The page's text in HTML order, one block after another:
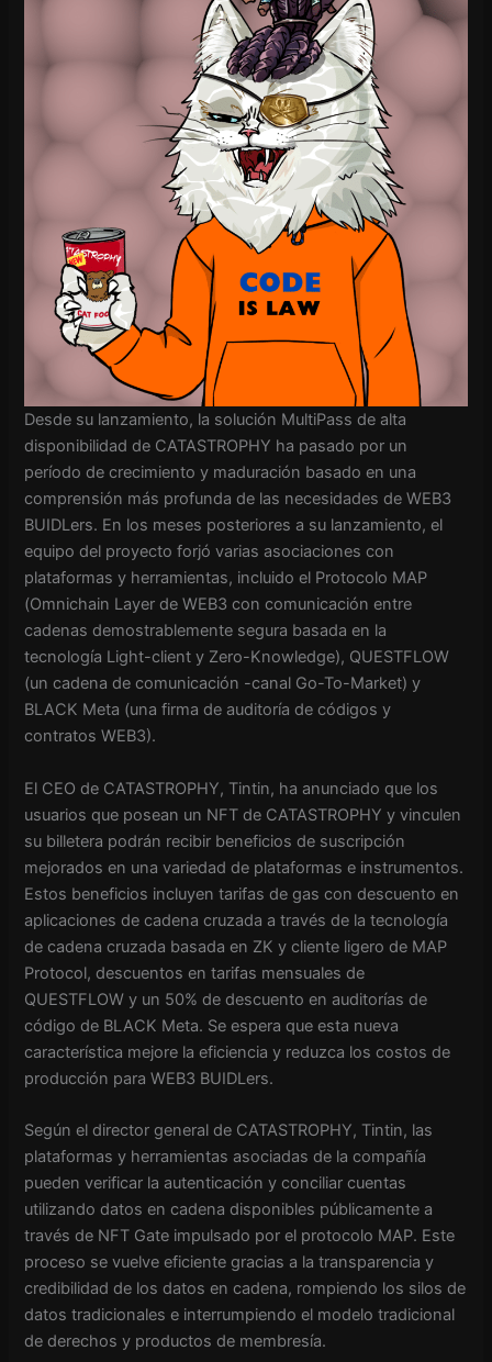
Desde su lanzamiento, la solución MultiPass de alta
disponibilidad de CATASTROPHY ha pasado por un
período de crecimiento y maduración basado en una
comprensión más profunda de las necesidades de WEB3
BUIDLers. En los meses posteriores a su lanzamiento, el
equipo del proyecto forjó varias asociaciones con
plataformas y herramientas, incluido el Protocolo MAP
(Omnichain Layer de WEB3 con comunicación entre
cadenas demostrablemente segura basada en la
tecnología Light-client y Zero-Knowledge), QUESTFLOW
(un cadena de comunicación -canal Go-To-Market) y
BLACK Meta (una firma de auditoría de códigos y
contratos WEB3).
El CEO de CATASTROPHY, Tintin, ha anunciado que los
usuarios que posean un NFT de CATASTROPHY y vinculen
su billetera podrán recibir beneficios de suscripción
mejorados en una variedad de plataformas e instrumentos.
Estos beneficios incluyen tarifas de gas con descuento en
aplicaciones de cadena cruzada a través de la tecnología
de cadena cruzada basada en ZK y cliente ligero de MAP
Protocol, descuentos en tarifas mensuales de
QUESTFLOW y un 50% de descuento en auditorías de
código de BLACK Meta. Se espera que esta nueva
característica mejore la eficiencia y reduzca los costos de
producción para WEB3 BUIDLers.
Según el director general de CATASTROPHY, Tintin, las
plataformas y herramientas asociadas de la compañía
pueden verificar la autenticación y conciliar cuentas
utilizando datos en cadena disponibles públicamente a
través de NFT Gate impulsado por el protocolo MAP. Este
proceso se vuelve eficiente gracias a la transparencia y
credibilidad de los datos en cadena, rompiendo los silos de
datos tradicionales e interrumpiendo el modelo tradicional
de derechos y productos de membresía.